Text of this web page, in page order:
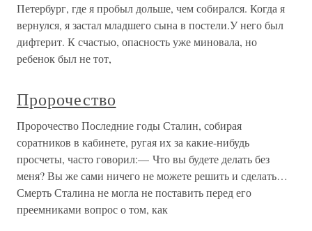
Петербург, где я пробыл дольше, чем собирался. Когда я
вернулся, я застал младшего сына в постели.У него был
дифтерит. К счастью, опасность уже миновала, но
ребенок был не тот,
Пророчество
Пророчество Последние годы Сталин, собирая
соратников в кабинете, ругая их за какие-нибудь
просчеты, часто говорил:— Что вы будете делать без
меня? Вы же сами ничего не можете решить и сделать…
Смерть Сталина не могла не поставить перед его
преемниками вопрос о том, как